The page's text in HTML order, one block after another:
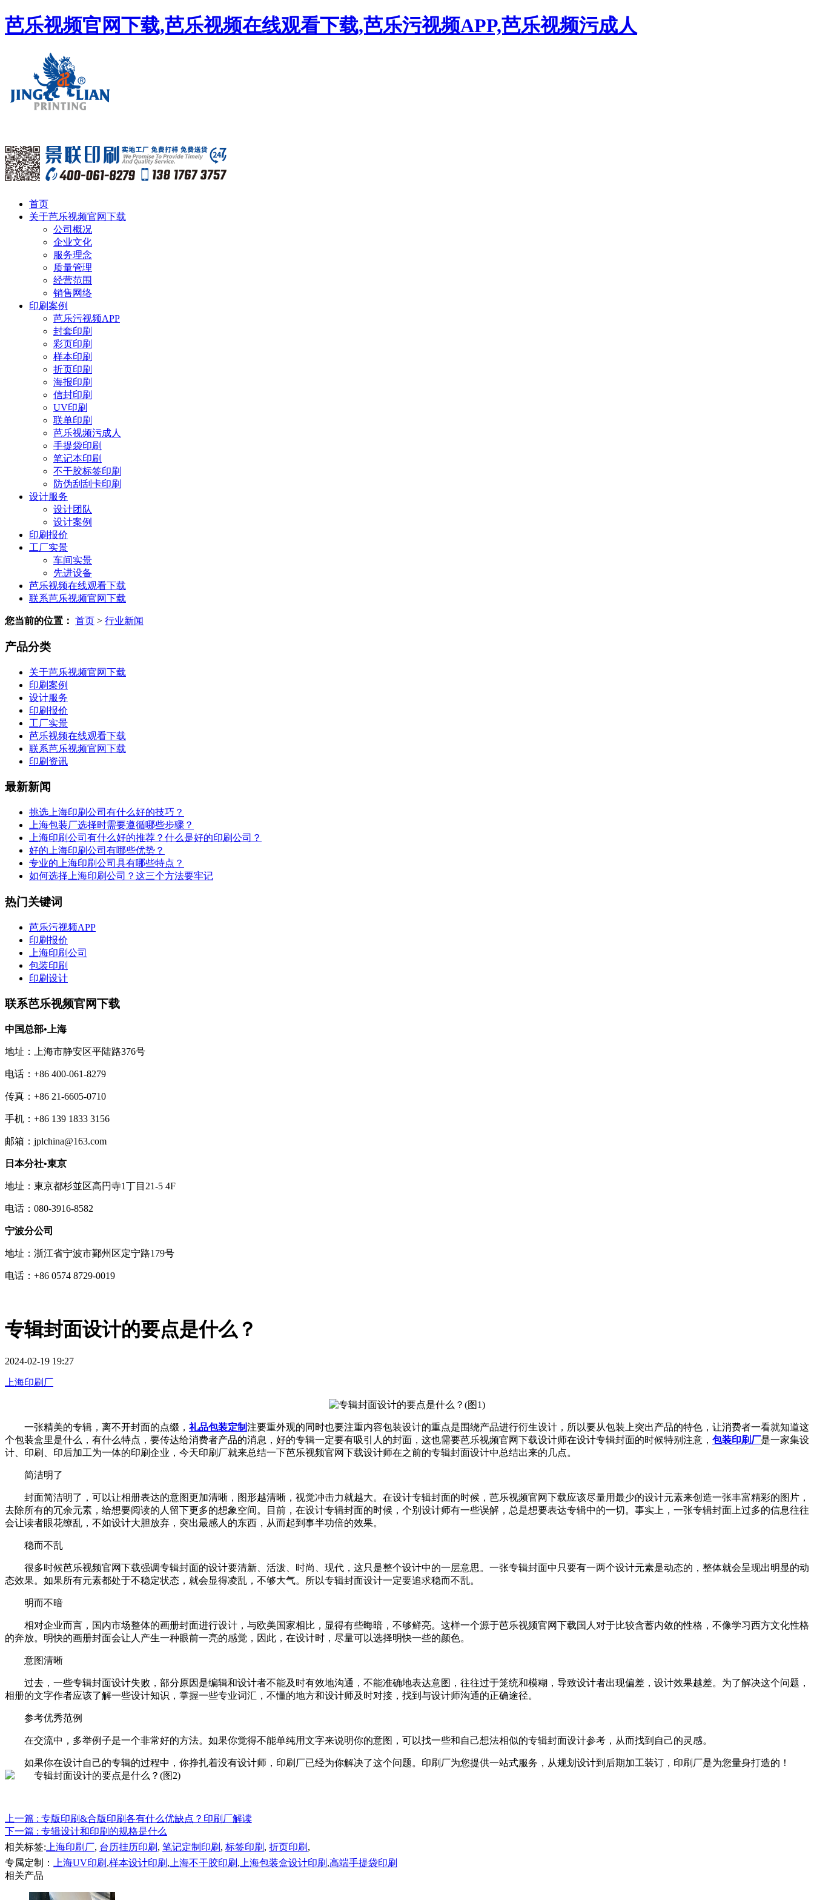
芭乐视频官网下载,芭乐视频在线观看下载,芭乐污视频APP,芭乐视频污成人
首页
关于芭乐视频官网下载
公司概况
企业文化
服务理念
质量管理
经营范围
销售网络
印刷案例
芭乐污视频APP
封套印刷
彩页印刷
样本印刷
折页印刷
海报印刷
信封印刷
UV印刷
联单印刷
芭乐视频污成人
手提袋印刷
笔记本印刷
不干胶标签印刷
防伪刮刮卡印刷
设计服务
设计团队
设计案例
印刷报价
工厂实景
车间实景
先进设备
芭乐视频在线观看下载
联系芭乐视频官网下载
您当前的位置： 首页 > 行业新闻
产品分类
关于芭乐视频官网下载
印刷案例
设计服务
印刷报价
工厂实景
芭乐视频在线观看下载
联系芭乐视频官网下载
印刷资讯
最新新闻
挑选上海印刷公司有什么好的技巧？
上海包装厂选择时需要遵循哪些步骤？
上海印刷公司有什么好的推荐？什么是好的印刷公司？
好的上海印刷公司有哪些优势？
专业的上海印刷公司具有哪些特点？
如何选择上海印刷公司？这三个方法要牢记
热门关键词
芭乐污视频APP
印刷报价
上海印刷公司
包装印刷
印刷设计
联系芭乐视频官网下载
中国总部•上海
地址：上海市静安区平陆路376号
电话：+86 400-061-8279
传真：+86 21-6605-0710
手机：+86 139 1833 3156
邮箱：jplchina@163.com
日本分社•東京
地址：東京都杉並区高円寺1丁目21-5 4F
电话：080-3916-8582
宁波分公司
地址：浙江省宁波市鄞州区定宁路179号
电话：+86 0574 8729-0019
专辑封面设计的要点是什么？
2024-02-19 19:27
上海印刷厂
一张精美的专辑，离不开封面的点缀， 礼品包装定制注要重外观的同时也要注重内容包装设计的重点是围绕产品进行衍生设计，所以要从包装上突出产品的特色，让消费者一看就知道这
个包装盒里是什么，有什么特点，要传达给消费者产品的消息，好的专辑一定要有吸引人的封面，这也需要芭乐视频官网下载设计师在设计专辑封面的时候特别注意， 包装印刷厂是一家集设
计、印刷、印后加工为一体的印刷企业，今天印刷厂就来总结一下芭乐视频官网下载设计师在之前的专辑封面设计中总结出来的几点。
简洁明了
封面简洁明了，可以让相册表达的意图更加清晰，图形越清晰，视觉冲击力就越大。在设计专辑封面的时候，芭乐视频官网下载应该尽量用最少的设计元素来创造一张丰富精彩的图片，
去除所有的冗余元素，给想要阅读的人留下更多的想象空间。目前，在设计专辑封面的时候，个别设计师有一些误解，总是想要表达专辑中的一切。事实上，一张专辑封面上过多的信息往往
会让读者眼花缭乱，不如设计大胆放弃，突出最感人的东西，从而起到事半功倍的效果。
稳而不乱
很多时候芭乐视频官网下载强调专辑封面的设计要清新、活泼、时尚、现代，这只是整个设计中的一层意思。一张专辑封面中只要有一两个设计元素是动态的，整体就会呈现出明显的动
态效果。如果所有元素都处于不稳定状态，就会显得凌乱，不够大气。所以专辑封面设计一定要追求稳而不乱。
明而不暗
相对企业而言，国内市场整体的画册封面进行设计，与欧美国家相比，显得有些晦暗，不够鲜亮。这样一个源于芭乐视频官网下载国人对于比较含蓄内敛的性格，不像学习西方文化性格
的奔放。明快的画册封面会让人产生一种眼前一亮的感觉，因此，在设计时，尽量可以选择明快一些的颜色。
意图清晰
过去，一些专辑封面设计失败，部分原因是编辑和设计者不能及时有效地沟通，不能准确地表达意图，往往过于笼统和模糊，导致设计者出现偏差，设计效果越差。为了解决这个问题，
相册的文字作者应该了解一些设计知识，掌握一些专业词汇，不懂的地方和设计师及时对接，找到与设计师沟通的正确途径。
参考优秀范例
在交流中，多举例子是一个非常好的方法。如果你觉得不能单纯用文字来说明你的意图，可以找一些和自己想法相似的专辑封面设计参考，从而找到自己的灵感。
如果你在设计自己的专辑的过程中，你挣扎着没有设计师，印刷厂已经为你解决了这个问题。印刷厂为您提供一站式服务，从规划设计到后期加工装订，印刷厂是为您量身打造的！
上一篇 : 专版印刷&合版印刷各有什么优缺点？印刷厂解读
下一篇 : 专辑设计和印刷的规格是什么
相关标签: 上海印刷厂, 台历挂历印刷 , 笔记定制印刷 , 标签印刷 , 折页印刷 ,
专属定制：
上海UV印刷 ,样本设计印刷 , 上海不干胶印刷 , 上海包装盒设计印刷 ,高端手提袋印刷
相关产品